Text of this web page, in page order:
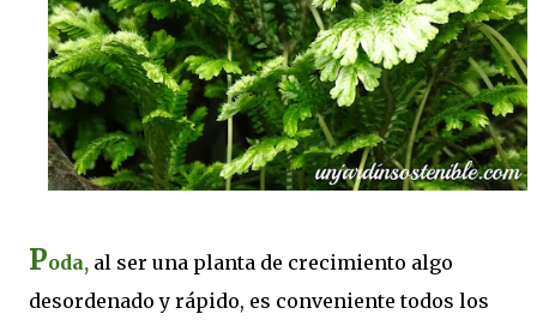
Poda, al ser una planta de crecimiento algo
desordenado y rápido, es conveniente todos los